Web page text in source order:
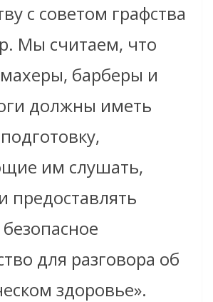
с советом графства
Мы считаем, что
барберы и
должны иметь
им слушать,
предоставлять
для разговора об
здоровье».